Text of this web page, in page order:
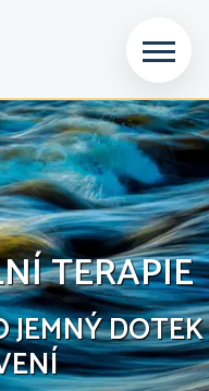
TERAPIE
JEMNÝ DOTEK